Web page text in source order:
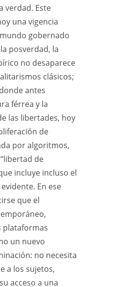
verdad. Este
una vigencia
gobernado
posverdad, la
no desaparece
clásicos;
antes
férrea y la
las libertades, hoy
de
por algoritmos,
de
incluye incluso el
En ese
que el
plataformas
un nuevo
no necesita
a los sujetos,
acceso a una